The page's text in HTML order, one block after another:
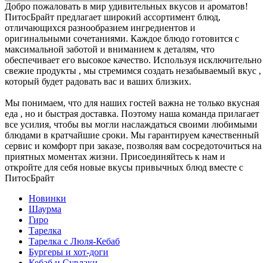
Добро пожаловать в мир удивительных вкусов и ароматов!
ПитосБрайт предлагает широкий ассортимент блюд,
отличающихся разнообразием ингредиентов и
оригинальными сочетаниями. Каждое блюдо готовится с
максимальной заботой и вниманием к деталям, что
обеспечивает его высокое качество. Используя исключительно
свежие продукты , мы стремимся создать незабываемый вкус ,
который будет радовать вас и ваших близких.
Мы понимаем, что для наших гостей важна не только вкусная
еда , но и быстрая доставка. Поэтому наша команда прилагает
все усилия, чтобы вы могли наслаждаться своими любимыми
блюдами в кратчайшие сроки. Мы гарантируем качественный
сервис и комфорт при заказе, позволяя вам сосредоточиться на
приятных моментах жизни. Присоединяйтесь к нам и
откройте для себя новые вкусы привычных блюд вместе с
ПитосБрайт
Новинки
Шаурма
Гиро
Тарелка
Тарелка с Люля-Кебаб
Бургеры и хот-доги